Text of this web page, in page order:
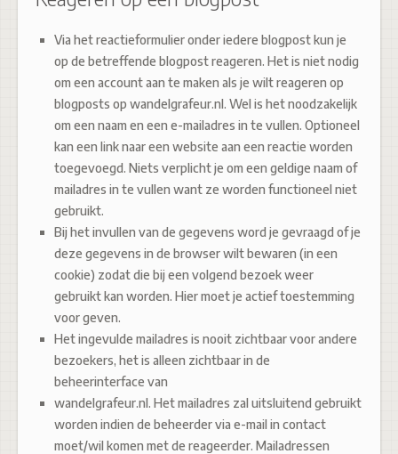
Via het reactieformulier onder iedere blogpost kun je
op de betreffende blogpost reageren. Het is niet nodig
om een account aan te maken als je wilt reageren op
blogposts op wandelgrafeur.nl. Wel is het noodzakelijk
om een naam en een e-mailadres in te vullen. Optioneel
kan een link naar een website aan een reactie worden
toegevoegd. Niets verplicht je om een geldige naam of
mailadres in te vullen want ze worden functioneel niet
gebruikt.
Bij het invullen van de gegevens word je gevraagd of je
deze gegevens in de browser wilt bewaren (in een
cookie) zodat die bij een volgend bezoek weer
gebruikt kan worden. Hier moet je actief toestemming
voor geven.
Het ingevulde mailadres is nooit zichtbaar voor andere
bezoekers, het is alleen zichtbaar in de
beheerinterface van
wandelgrafeur.nl. Het mailadres zal uitsluitend gebruikt
worden indien de beheerder via e-mail in contact
moet/wil komen met de reageerder. Mailadressen